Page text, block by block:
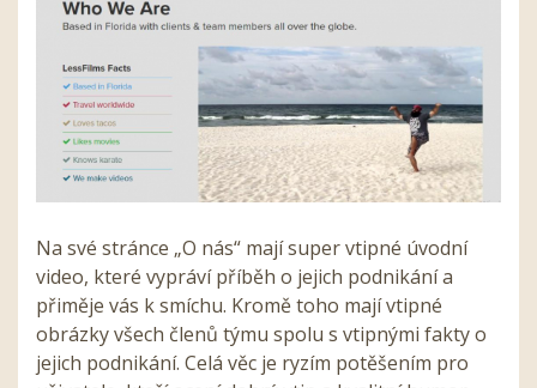
Na své stránce „O nás“ mají super vtipné úvodní
video, které vypráví příběh o jejich podnikání a
přiměje vás k smíchu. Kromě toho mají vtipné
obrázky všech členů týmu spolu s vtipnými fakty o
jejich podnikání. Celá věc je ryzím potěšením pro